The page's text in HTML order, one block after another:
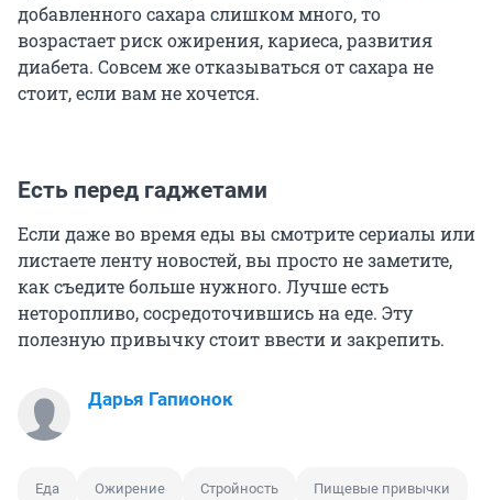
добавленного сахара слишком много, то
возрастает риск ожирения, кариеса, развития
диабета. Совсем же отказываться от сахара не
стоит, если вам не хочется.
Есть перед гаджетами
Если даже во время еды вы смотрите сериалы или
листаете ленту новостей, вы просто не заметите,
как съедите больше нужного. Лучше есть
неторопливо, сосредоточившись на еде. Эту
полезную привычку стоит ввести и закрепить.
Дарья Гапионок
Еда Ожирение Стройность Пищевые привычки